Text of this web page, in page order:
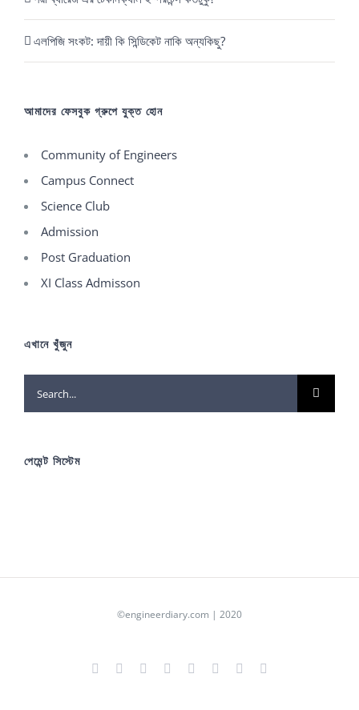
এলপিজি সংকট: দায়ী কি সিন্ডিকেট নাকি অন্যকিছু?
আমাদের ফেসবুক গ্রুপে যুক্ত হোন
Community of Engineers
Campus Connect
Science Club
Admission
Post Graduation
XI Class Admisson
এখানে খুঁজুন
Search
for:
পেমেন্ট সিস্টেম
©engineerdiary.com | 2020
Facebook YouTubeInstagramLinkedInPinterestTumblr